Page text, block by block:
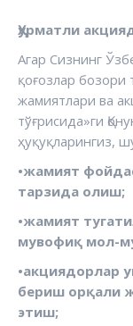
Ҳурматли
Агар Сизнинг
қоғозлар бозори
жамиятлари ва
тўғрисида»ги
ҳуқуқларингиз,
•жамият
тарзида олиш;
•жамият
мувофиқ мол-
•акциядорлар
бериш орқали
этиш;